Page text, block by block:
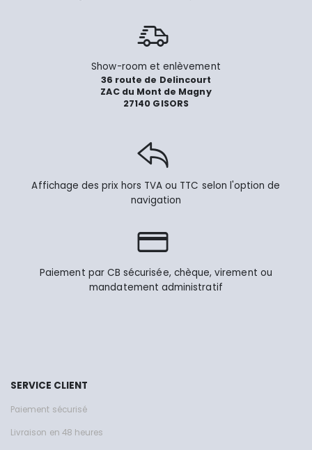
Show-room et enlèvement
36 route de Delincourt
ZAC du Mont de Magny
27140 GISORS
Affichage des prix hors TVA ou TTC selon l'option de
navigation
Paiement par CB sécurisée, chèque, virement ou
mandatement administratif
SERVICE CLIENT
Paiement sécurisé
Livraison en 48 heures